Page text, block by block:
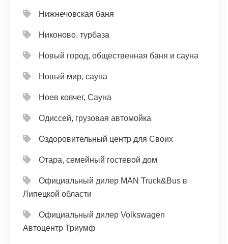
Нижнечовская баня
Никоново, турбаза
Новый город, общественная баня и сауна
Новый мир, сауна
Ноев ковчег, Сауна
Одиссей, грузовая автомойка
Оздоровительный центр для Своих
Отара, семейный гостевой дом
Официальный дилер MAN Truck&Bus в
Липецкой области
Официальный дилер Volkswagen
Автоцентр Триумф